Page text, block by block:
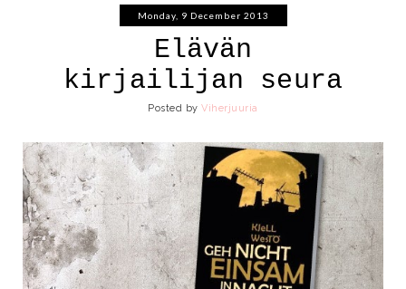
Monday, 9 December 2013
Elävän
kirjailijan seura
Posted byViherjuuria